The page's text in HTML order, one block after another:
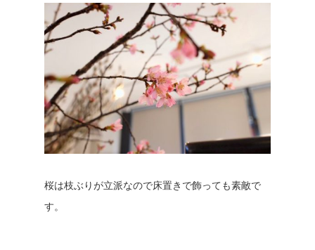
桜は枝ぶりが立派なので床置きで飾っても素敵で
す。